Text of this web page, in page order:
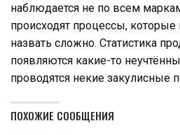
наблюдается не по всем
происходят процессы,
назвать сложно. Статистика
появляются какие-то
проводятся некие закулисные
ПОХОЖИЕ СООБЩЕНИЯ